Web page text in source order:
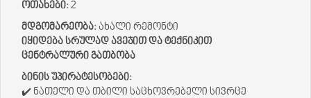
ოთახები: 2
მდგომარეობა: ახალი რემონტი
იყიდება სრულად ავეჯით და ტექნიკით
ცენტრალური გათბობა
ბინის უპირატესობები:
✔️ ნათელი და თბილი საცხოვრებელი სივრცე